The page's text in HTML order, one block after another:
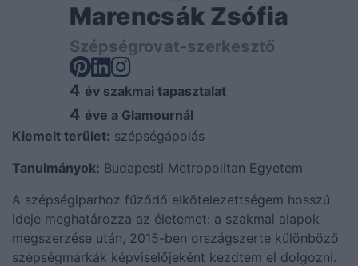
Marencsák Zsófia
Szépségrovat-szerkesztő
4 év szakmai tapasztalat
4 éve a Glamournál
Kiemelt terület: szépségápolás
Tanulmányok: Budapesti Metropolitan Egyetem
A szépségiparhoz fűződő elkötelezettségem hosszú
ideje meghatározza az életemet: a szakmai alapok
megszerzése után, 2015-ben országszerte különböző
szépségmárkák képviselőjeként kezdtem el dolgozni.